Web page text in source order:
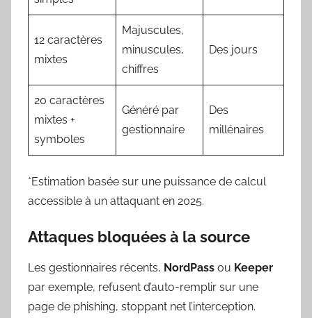
12 caractères
mixtes
Majuscules,
minuscules,
chiffres
Des jours
20 caractères
mixtes +
symboles
Généré par
gestionnaire
Des
millénaires
*Estimation basée sur une puissance de calcul
accessible à un attaquant en 2025.
Attaques bloquées à la source
Les gestionnaires récents, NordPass ou Keeper
par exemple, refusent d’auto-remplir sur une
page de phishing, stoppant net l’interception.